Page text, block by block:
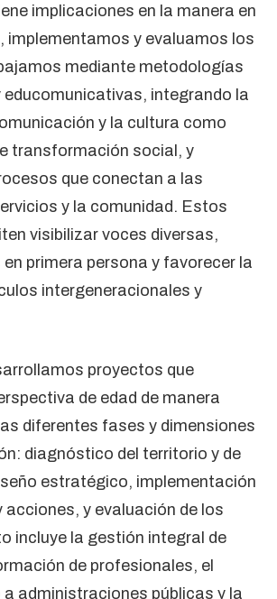
implicaciones en la manera en
implementamos y evaluamos los
mediante metodologías
integrando la
y la cultura como
transformación social, y
que conectan a las
y la comunidad. Estos
visibilizar voces diversas,
primera persona y favorecer la
intergeneracionales y
proyectos que
de edad de manera
diferentes fases y dimensiones
diagnóstico del territorio y de
estratégico, implementación
acciones, y evaluación de los
incluye la gestión integral de
de profesionales, el
administraciones públicas y la